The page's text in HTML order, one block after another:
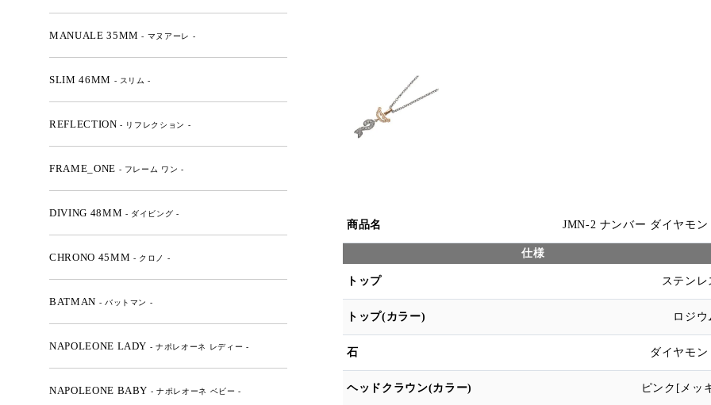
JMN-2 ナンバー ダイヤモン
仕様
ステンレ
ロジウ
ダイヤモン
ピンク[メッ
MANUALE 35MM- マヌアーレ -
SLIM 46MM - スリム -
REFLECTION- リフレクション -
FRAME_ONE - フレーム ワン -
DIVING 48MM - ダイビング -
CHRONO 45MM - クロノ -
BATMAN - バットマン -
NAPOLEONE LADY - ナポレオーネ レディー -
NAPOLEONE BABY - ナポレオーネ ベビー -